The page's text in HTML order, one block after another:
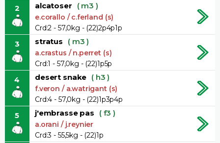
2 alcatoser ( m3 )
e.corallo / c.ferland (s)
Crd:2 - 57,0kg - (22)2p4p1p
3 stratus ( m3 )
a.crastus / n.perret (s)
Crd:1 - 57,0kg - (22)1p5p
4 desert snake ( h3 )
f.veron / a.watrigant (s)
Crd:4 - 57,0kg - (22)1p3p4p
5 j'embrasse pas ( f3 )
a.orani / j.reynier
Crd:3 - 55,5kg - (22)1p